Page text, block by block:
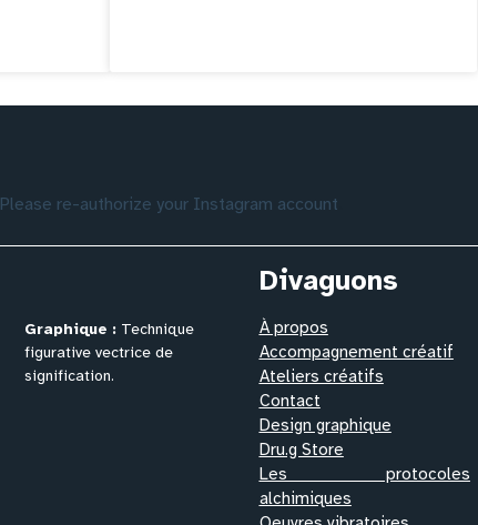
Please re-authorize your Instagram account
Graphique : Technique
figurative vectrice de
signification.
Divaguons
À propos
Accompagnement créatif
Ateliers créatifs
Contact
Design graphique
Dru.g Store
Les protocoles
alchimiques